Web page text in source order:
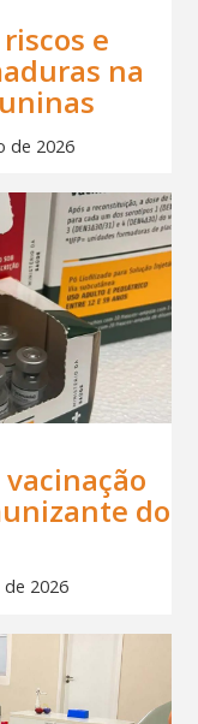
e
na
de 2026
do
2026